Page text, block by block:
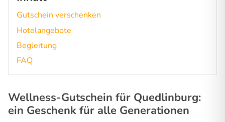
Gutschein verschenken
Hotelangebote
Begleitung
FAQ
Wellness-Gutschein für Quedlinburg:
ein Geschenk für alle Generationen